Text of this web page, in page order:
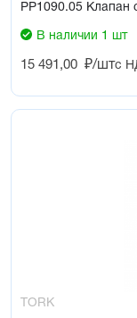
PP1090.05
В наличии 1 шт
15 491,00 ₽/штс
TORK